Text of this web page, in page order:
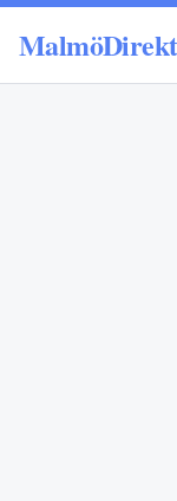
MalmöDirekt